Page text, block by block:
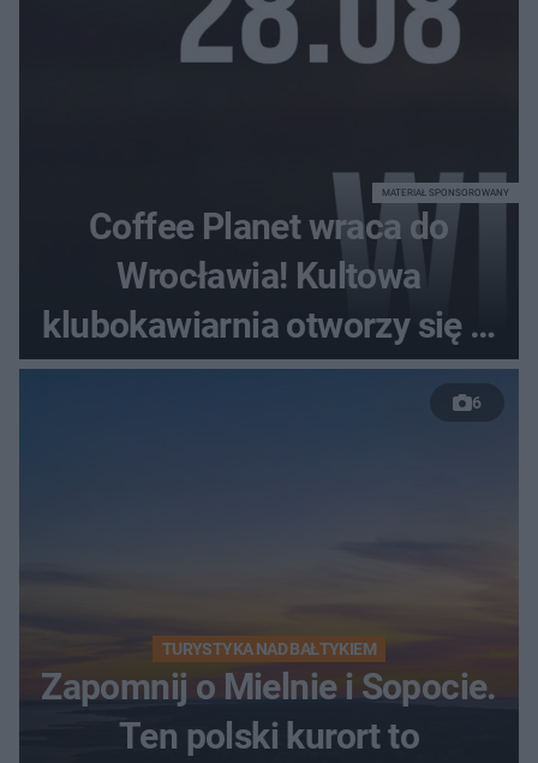
Coffee Planet wraca do
Wrocławia! Kultowa
klubokawiarnia otworzy się w
nowym miejscu
MATERIAŁ SPONSOROWANY
6
TURYSTYKA NAD BAŁTYKIEM
Zapomnij o Mielnie i Sopocie.
Ten polski kurort to